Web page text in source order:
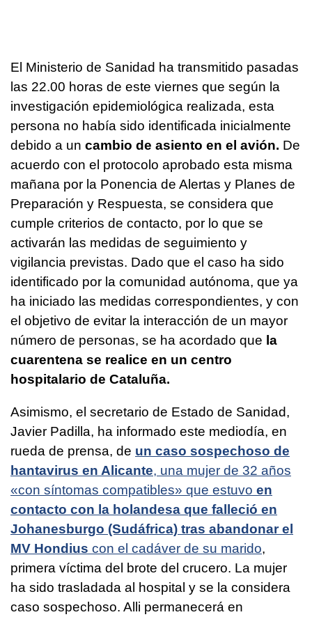
El Ministerio de Sanidad ha transmitido pasadas
las 22.00 horas de este viernes que según la
investigación epidemiológica realizada, esta
persona no había sido identificada inicialmente
debido a un cambio de asiento en el avión. De
acuerdo con el protocolo aprobado esta misma
mañana por la Ponencia de Alertas y Planes de
Preparación y Respuesta, se considera que
cumple criterios de contacto, por lo que se
activarán las medidas de seguimiento y
vigilancia previstas. Dado que el caso ha sido
identificado por la comunidad autónoma, que ya
ha iniciado las medidas correspondientes, y con
el objetivo de evitar la interacción de un mayor
número de personas, se ha acordado que la
cuarentena se realice en un centro
hospitalario de Cataluña.
Asimismo, el secretario de Estado de Sanidad,
Javier Padilla, ha informado este mediodía, en
rueda de prensa, de un caso sospechoso de
hantavirus en Alicante, una mujer de 32 años
«con síntomas compatibles» que estuvo en
contacto con la holandesa que falleció en
Johanesburgo (Sudáfrica) tras abandonar el
MV Hondius con el cadáver de su marido,
primera víctima del brote del crucero. La mujer
ha sido trasladada al hospital y se la considera
caso sospechoso. Alli permanecerá en